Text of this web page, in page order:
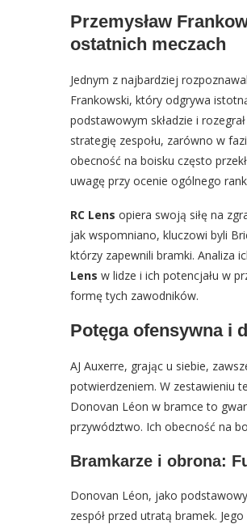
Przemysław
ostatnich meczach
Jednym z najbardziej
Frankowski, który odgrywa
podstawowym składzie i
strategię zespołu, zarówno w
obecność na boisku często
uwagę przy ocenie ogólnego
RC Lens opiera swoją siłę na
jak wspomniano, kluczowi byli
którzy zapewnili bramki. Analiza
Lens w lidze i ich potencjału w
formę tych zawodników.
Potęga ofensywna i
AJ Auxerre, grając u siebie,
potwierdzeniem. W zestawieniu
Donovan Léon w bramce to
przywództwo. Ich obecność na
Bramkarze i obrona:
Donovan Léon, jako
zespół przed utratą bramek.